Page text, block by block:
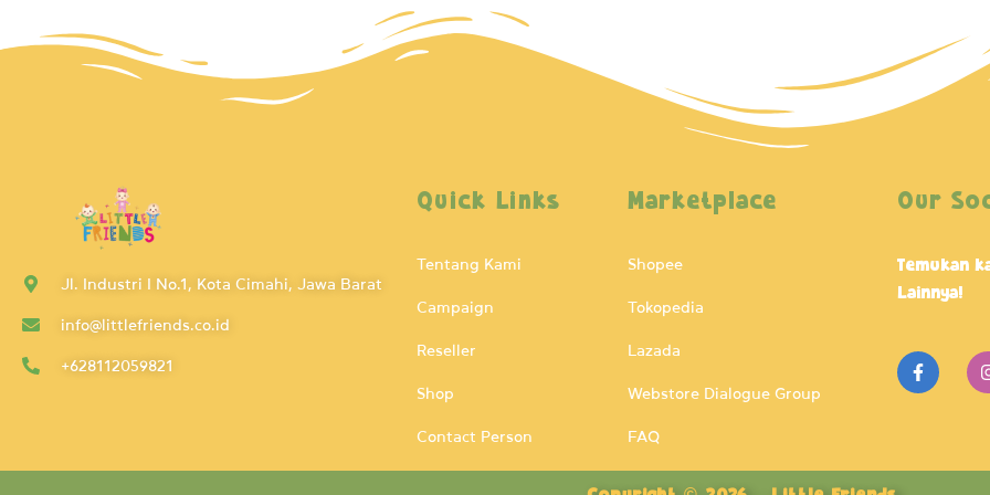
Jl. Industri I No.1, Kota Cimahi, Jawa Barat
info@littlefriends.co.id
+628112059821
Quick Links
Tentang Kami
Campaign
Reseller
Shop
Contact Person
Marketplace
Shopee
Tokopedia
Lazada
Webstore Dialogue Group
FAQ
Our
Temukan
Lainnya!
F
a
c
o